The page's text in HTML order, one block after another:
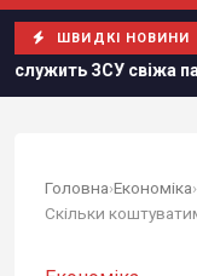
ШВИДКІ НОВИНИ
партія зброї від
Головна›Економіка›